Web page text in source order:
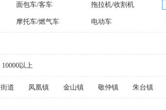
面包车/客车 拖拉机/收割机
摩托车/燃气车 电动车
10000以上
道 凤凰镇 金山镇 敬仲镇 朱台镇